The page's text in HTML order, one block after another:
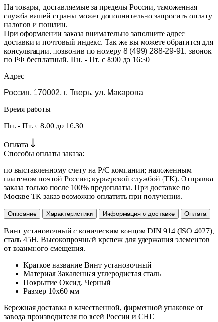
На товары, доставляемые за пределы России, таможенная
служба вашей страны может дополнительно запросить оплату
налогов и пошлин.
При оформлении заказа внимательно заполните адрес
доставки и почтовый индекс. Так же вы можете обратится для
консультации, позвонив по номеру 8 (499) 288-29-91, звонок
по РФ бесплатный. Пн. - Пт. с 8:00 до 16:30
Адрес
Россия, 170002, г. Тверь, ул. Макарова
Время работы
Пн. - Пт. с 8:00 до 16:30
Оплата
Способы оплаты заказа:
по выставленному счету на Р/С компании; наложенным
платежом почтой России; курьерской службой (ТК). Отправка
заказа только после 100% предоплаты. При доставке по
Москве ТК заказ возможно оплатить при получении.
Описание Характеристики Информация о доставке Оплата
Винт установочный с коническим концом DIN 914 (ISO 4027),
сталь 45H. Высокопрочный крепеж для удержания элементов
от взаимного смещения.
Краткое название Винт установочный
Материал Закаленная углеродистая сталь
Покрытие Оксид. Черный
Размер 10х60 мм
Бережная доставка в качественной, фирменной упаковке от
завода производителя по всей России и СНГ.